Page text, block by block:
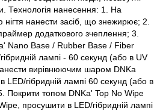
Технологія нанесення: 1. На
нанести засіб, що знежирює; 2.
додаткового зчеплення; 3.
Nano Base / Rubber Base / Fiber
лампі - 60 секунд (або в UV
вирівнюючим шаром DNKa
гібридній лампі 60 секунд (або в
Покрити топом DNKa' Top No Wipe
просушити в LED/гібридній лампі